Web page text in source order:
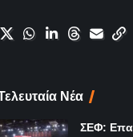
Νέα
ΣΕΦ: